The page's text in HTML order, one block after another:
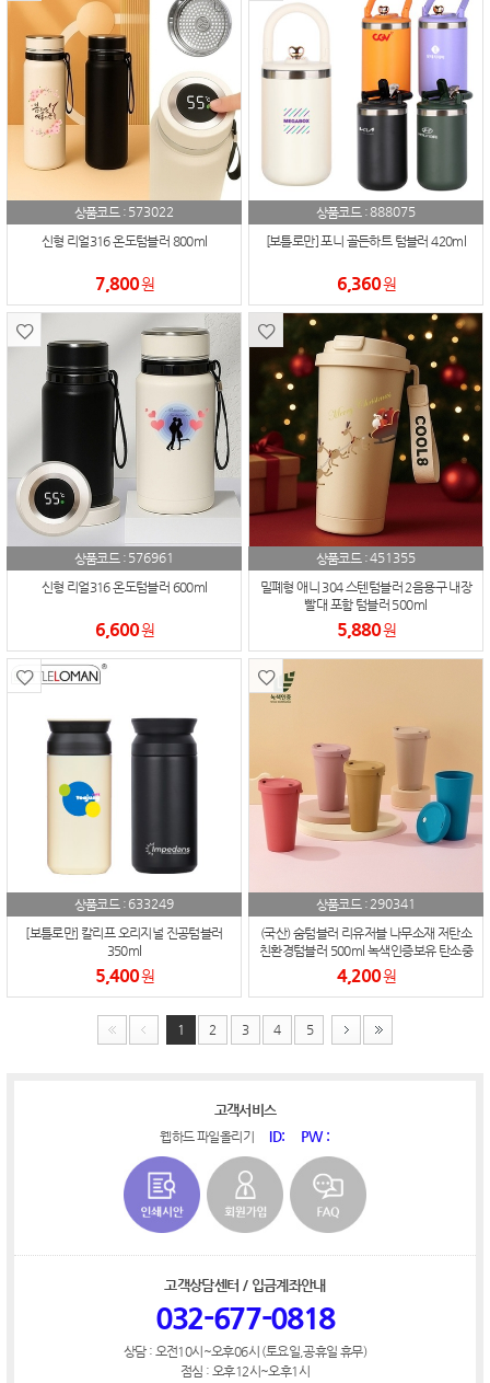
상품코드 : 573022
신형 리얼316 온도텀블러 800ml
7,800원
상품코드 :888075
[보틀로만] 포니 골든하트 텀블러 420ml
6,360원
상품코드 : 576961
신형 리얼316 온도텀블러 600ml
6,600원
상품코드 :451355
밀폐형 애니 304 스텐텀블러 2음용구 내장
빨대 포함 텀블러 500ml
5,880원
상품코드 : 633249
[보틀로만] 칼리프 오리지널 진공텀블러
350ml
5,400원
상품코드 :290341
(국산) 숨텀블러 리유저블 나무소재 저탄소
친환경텀블러 500ml 녹색인증보유 탄소중
립
4,200원
1 2 3 4 5
고객서비스
웹하드 파일올리기 ID: PW :
고객상담센터 / 입금계좌안내
032-677-0818
상담 : 오전10시~오후06시 (토요일,공휴일 휴무)
점심 : 오후12시~오후1시